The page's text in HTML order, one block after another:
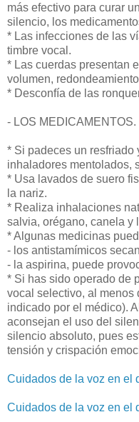
más efectivo para curar
silencio, los
* Las infecciones de las
timbre vocal.
* Las cuerdas presentan
volumen,
* Desconfía de las
- LOS MEDICAMENTOS.
* Si padeces un resfriado
inhaladores mentolados,
* Usa lavados de suero
la nariz.
* Realiza inhalaciones
salvia, orégano, canela y
* Algunas medicinas
- los antistamímicos
- la aspirina, puede
* Si has sido operado de
vocal selectivo, al menos
indicado por el médico).
aconsejan el uso del
silencio absoluto, pues
tensión y crispación
Cuidados de la voz en el
Cuidados de la voz en el